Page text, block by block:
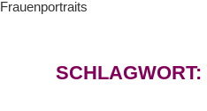
Frauenportraits
SCHLAGWORT: